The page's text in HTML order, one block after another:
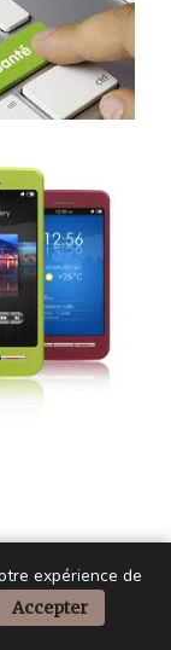
expérience de
Accepter